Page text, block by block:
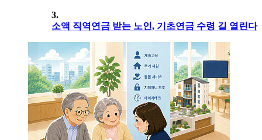
3.
소액 직역연금 받는 노인, 기초연금 수령 길 열린다